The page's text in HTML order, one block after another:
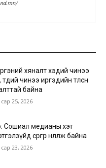
хяналт хэдий чинээ
чинээ иргэдийн төлсөн
байна
сар 25, 2026
Сошиал медианы хэт
сөргөөр нөлөөлж байна
сар 23, 2026